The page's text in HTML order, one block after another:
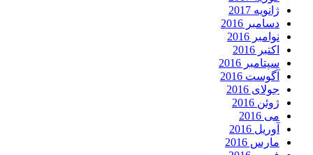
ژانویه 2017
دسامبر 2016
نوامبر 2016
اکتبر 2016
سپتامبر 2016
آگوست 2016
جولای 2016
ژوئن 2016
می 2016
آوریل 2016
مارس 2016